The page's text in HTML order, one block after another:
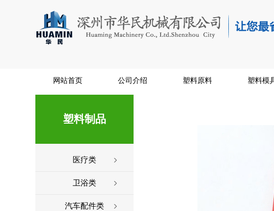
网站首页 公司介绍 塑料原料 塑料模
塑料制品
医疗类
卫浴类
汽车配件类